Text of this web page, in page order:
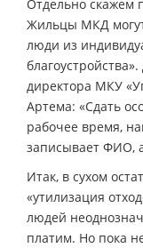
Отдельно скажем
Жильцы МКД
люди из
директора МКУ
Артема: «Сдать
рабочее время,
записывает ФИО,
Итак, в сухом
«утилизация
людей
платим. Но пока